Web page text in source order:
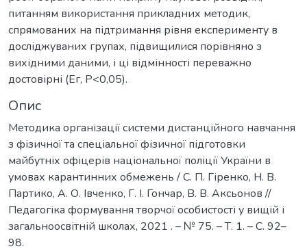
Опис
Методика організації системи дистанційного навчання
з фізичної та спеціальної фізичної підготовки
майбутніх офіцерів національної поліції України в
умовах карантинних обмежень / С. П. Гіренко, Н. В.
Партико, А. О. Івченко, Г. І. Гончар, В. В. Аксьонов //
Педагогіка формування творчої особистості у вищій і
загальноосвітній школах, 2021 . – № 75. – Т. 1. – С. 92–
98.